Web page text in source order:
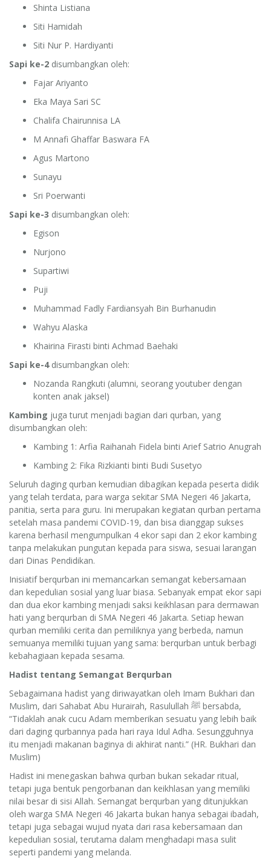
Shinta Listiana
Siti Hamidah
Siti Nur P. Hardiyanti
Sapi ke-2 disumbangkan oleh:
Fajar Ariyanto
Eka Maya Sari SC
Chalifa Chairunnisa LA
M Annafi Ghaffar Baswara FA
Agus Martono
Sunayu
Sri Poerwanti
Sapi ke-3 disumbangkan oleh:
Egison
Nurjono
Supartiwi
Puji
Muhammad Fadly Fardiansyah Bin Burhanudin
Wahyu Alaska
Khairina Firasti binti Achmad Baehaki
Sapi ke-4disumbangkan oleh:
Nozanda Rangkuti (alumni, seorang youtuber dengan
konten anak jaksel)
Kambing juga turut menjadi bagian dari qurban, yang
disumbangkan oleh:
Kambing 1: Arfia Raihanah Fidela binti Arief Satrio Anugrah
Kambing 2: Fika Rizkianti binti Budi Susetyo
Seluruh daging qurban kemudian dibagikan kepada peserta didik
yang telah terdata, para warga sekitar SMA Negeri 46 Jakarta,
panitia, serta para guru. Ini merupakan kegiatan qurban pertama
setelah masa pandemi COVID-19, dan bisa dianggap sukses
karena berhasil mengumpulkan 4 ekor sapi dan 2 ekor kambing
tanpa melakukan pungutan kepada para siswa, sesuai larangan
dari Dinas Pendidikan.
Inisiatif berqurban ini memancarkan semangat kebersamaan
dan kepedulian sosial yang luar biasa. Sebanyak empat ekor sapi
dan dua ekor kambing menjadi saksi keikhlasan para dermawan
hati yang berqurban di SMA Negeri 46 Jakarta. Setiap hewan
qurban memiliki cerita dan pemiliknya yang berbeda, namun
semuanya memiliki tujuan yang sama: berqurban untuk berbagi
kebahagiaan kepada sesama.
Hadist tentang Semangat Berqurban
Sebagaimana hadist yang diriwayatkan oleh Imam Bukhari dan
Muslim, dari Sahabat Abu Hurairah, Rasulullah ﷺ bersabda,
“Tidaklah anak cucu Adam memberikan sesuatu yang lebih baik
dari daging qurbannya pada hari raya Idul Adha. Sesungguhnya
itu menjadi makanan baginya di akhirat nanti.” (HR. Bukhari dan
Muslim)
Hadist ini menegaskan bahwa qurban bukan sekadar ritual,
tetapi juga bentuk pengorbanan dan keikhlasan yang memiliki
nilai besar di sisi Allah. Semangat berqurban yang ditunjukkan
oleh warga SMA Negeri 46 Jakarta bukan hanya sebagai ibadah,
tetapi juga sebagai wujud nyata dari rasa kebersamaan dan
kepedulian sosial, terutama dalam menghadapi masa sulit
seperti pandemi yang melanda.